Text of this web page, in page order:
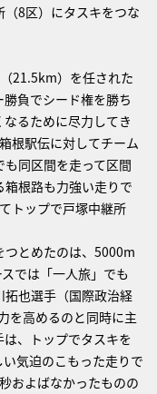
8区）にタスキをつな
21.5km）を任された
負でシード権を勝ち
るために尽力してき
根駅伝に対してチーム
同区間を走って区間
根路も力強い走りで
トップで戸塚中継所
とめたのは、5000m
では「一人旅」でも
拓也選手（国際政治経
を高めるのと同時に主
、トップでタスキを
気迫のこもった走りで
およばなかったものの